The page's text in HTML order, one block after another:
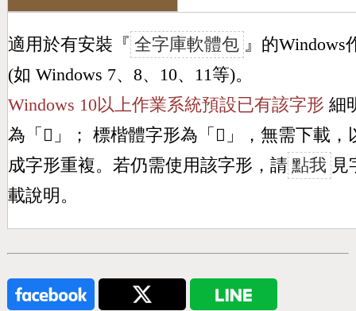
適用於有安裝『 全字庫軟體包 』的Windows
(如 Windows 7、8、10、11等)。
Windows 10以上作業系統預設已有該字形 細
為「 𪢡 」； 標楷體字形為「 𪢡 」，無需下載，
成字形重複。若仍需使用該字形，請 點我 見
載說明。